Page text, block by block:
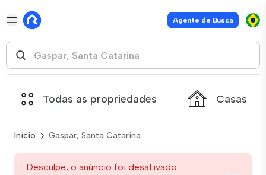
Agente de Busca
Todas as propriedades Casas
Início Gaspar, Santa Catarina
Desculpe, o anúncio foi desativado.